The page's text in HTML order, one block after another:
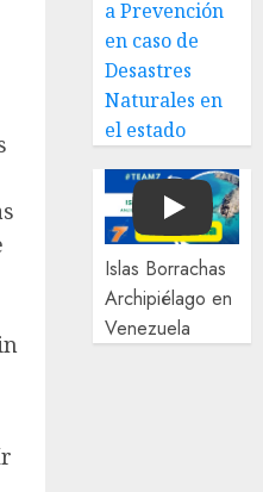
a Prevención
en caso de
Desastres
Naturales en
el estado
Play
Islas Borrachas
Archipiélago en
Venezuela